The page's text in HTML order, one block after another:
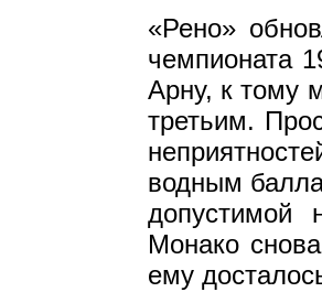
«Рено»
чемпионата
Арну, к тому
третьим.
водным
допустимой
Монако
ему